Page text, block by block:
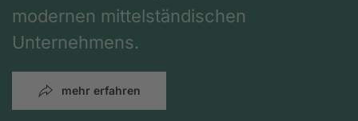
modernen mittelständischen
Unternehmens.
mehr erfahren